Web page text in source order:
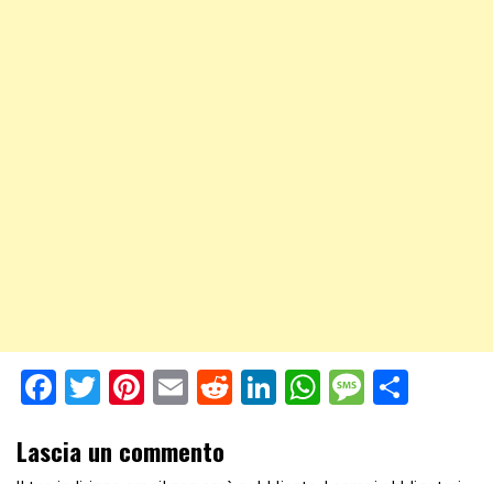
Facebook
Twitter
Pinterest
EmailRedditLinkedIn
WhatsApp
Lascia un commento